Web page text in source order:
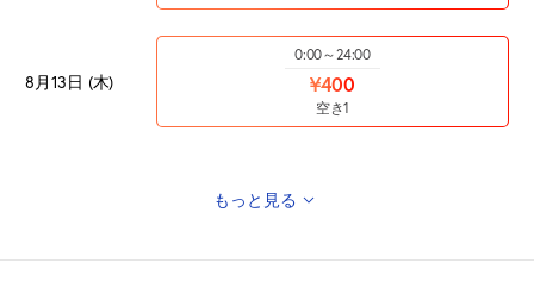
8月13日 (木)
0:00～24:00
¥400
空き1
もっと見る